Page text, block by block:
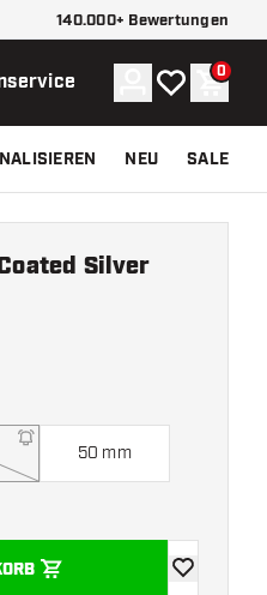
140.000+ Bewertungen
Konto
Meine 0
NEU SALE
Silver
50 mm
Zur